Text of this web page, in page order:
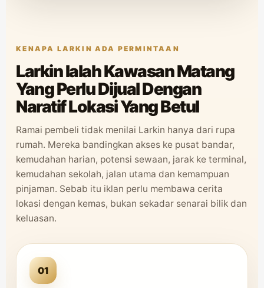
KENAPA LARKIN ADA PERMINTAAN
Larkin Ialah Kawasan Matang
Yang Perlu Dijual Dengan
Naratif Lokasi Yang Betul
Ramai pembeli tidak menilai Larkin hanya dari rupa
rumah. Mereka bandingkan akses ke pusat bandar,
kemudahan harian, potensi sewaan, jarak ke terminal,
kemudahan sekolah, jalan utama dan kemampuan
pinjaman. Sebab itu iklan perlu membawa cerita
lokasi dengan kemas, bukan sekadar senarai bilik dan
keluasan.
01